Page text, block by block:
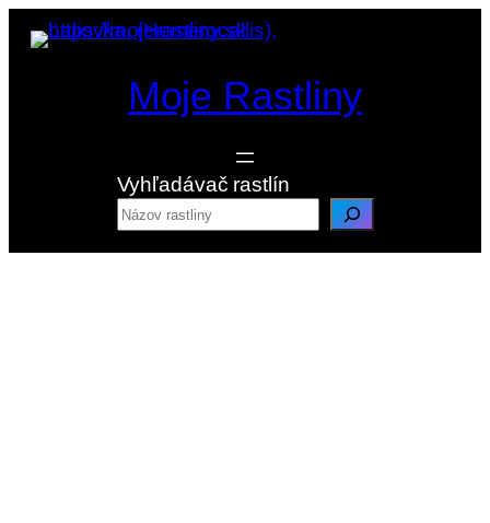
Prejsť
na
Moje Rastliny
Vyhľadávač rastlín